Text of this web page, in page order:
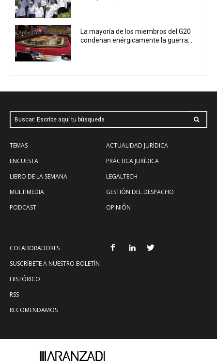
La mayoría de los miembros del G20
condenan enérgicamente la guerra...
Buscar: Escribe aquí tu búsqueda
TEMAS
ENCUESTA
LIBRO DE LA SEMANA
MULTIMEDIA
PODCAST
ACTUALIDAD JURÍDICA
PRÁCTICA JURÍDICA
LEGALTECH
GESTIÓN DEL DESPACHO
OPINIÓN
COLABORADORES
SUSCRÍBETE A NUESTRO BOLETÍN
HISTÓRICO
RSS
RECOMENDAMOS